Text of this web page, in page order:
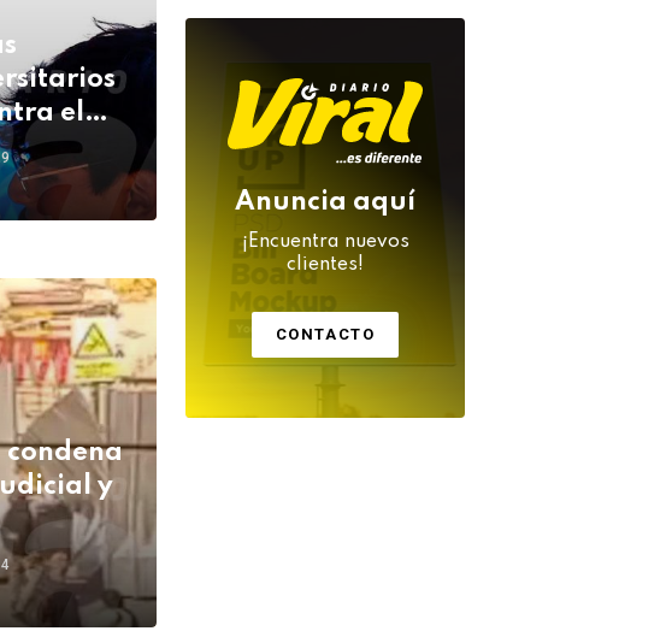
el
y
Cerro
Anuncia aquí
¡Encuentra nuevos
clientes!
CONTACTO